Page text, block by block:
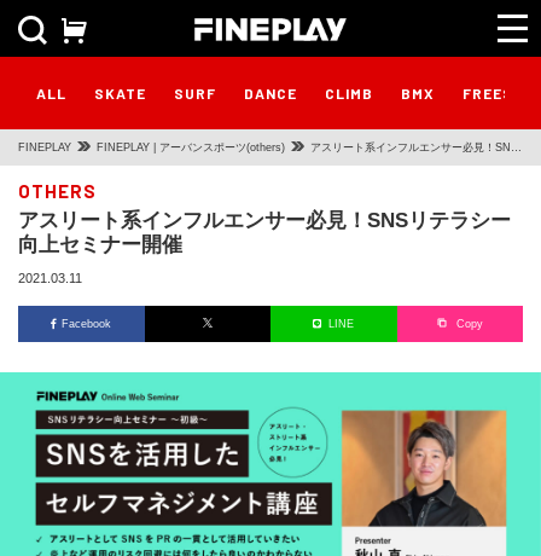
ALL SKATE SURF DANCE CLIMB BMX
FINEPLAY FINEPLAY | アーバンスポーツ(others) アスリート系インフルエンサー必見！SNS
OTHERS
アスリート系インフルエンサー必見！SNSリテラシー
向上セミナー開催
2021.03.11
Facebook LINE Copy